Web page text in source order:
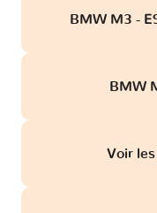
BMW M3 -
BMW
Voir